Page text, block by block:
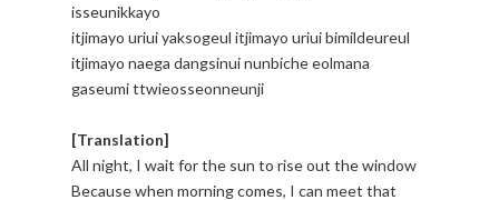
isseunikkayo
itjimayo uriui yaksogeul itjimayo uriui bimildeureul
itjimayo naega dangsinui nunbiche eolmana
gaseumi ttwieosseonneunji
[Translation]
All night, I wait for the sun to rise out the window
Because when morning comes, I can meet that